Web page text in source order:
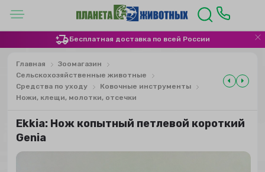
Бесплатная доставка по всей России
Главная
Зоомагазин
Сельскохозяйственные животные
Средства по уходу
Ковочные инструменты
Ножи, клещи, молотки, отсечки
Ekkia: Нож копытный петлевой короткий
Genia